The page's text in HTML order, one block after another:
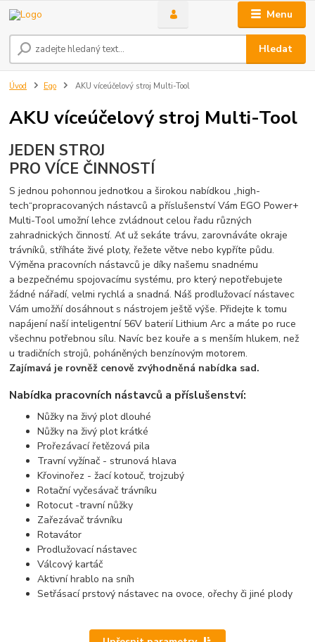
Menu
Hledat
Úvod Ego AKU víceúčelový stroj Multi-Tool
AKU víceúčelový stroj Multi-Tool
JEDEN STROJ
PRO VÍCE ČINNOSTÍ
S jednou pohonnou jednotkou a širokou nabídkou „high-
tech“propracovaných nástavců a příslušenství Vám EGO Power+
Multi-Tool umožní lehce zvládnout celou řadu různých
zahradnických činností. Ať už sekáte trávu, zarovnáváte okraje
trávníků, stříháte živé ploty, řežete větve nebo kypříte půdu.
Výměna pracovních nástavců je díky našemu snadnému
a bezpečnému spojovacímu systému, pro který nepotřebujete
žádné nářadí, velmi rychlá a snadná. Náš prodlužovací nástavec
Vám umožňí dosáhnout s nástrojem ještě výše. Přidejte k tomu
napájení naší inteligentní 56V baterií Lithium Arc a máte po ruce
všechnu potřebnou sílu. Navíc bez kouře a s menším hlukem, než
u tradičních strojů, poháněných benzínovým motorem.
Zajímavá je rovněž cenově zvýhodněná nabídka sad.
Nabídka pracovních nástavců a příslušenství:
Nůžky na živý plot dlouhé
Nůžky na živý plot krátké
Prořezávací řetězová pila
Travní vyžínač - strunová hlava
Křovinořez - žací kotouč, trojzubý
Rotační vyčesávač trávníku
Rotocut -travní nůžky
Zařezávač trávníku
Rotavátor
Prodlužovací nástavec
Válcový kartáč
Aktivní hrablo na sníh
Setřásací prstový nástavec na ovoce, ořechy či jiné plody